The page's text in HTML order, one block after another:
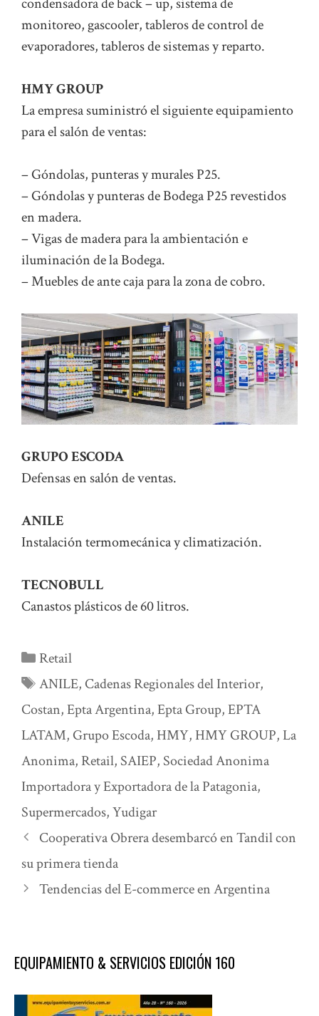
condensadora de back – up, sistema de
monitoreo, gascooler, tableros de control de
evaporadores, tableros de sistemas y reparto.
HMY GROUP
La empresa suministró el siguiente equipamiento
para el salón de ventas:
– Góndolas, punteras y murales P25.
– Góndolas y punteras de Bodega P25 revestidos
en madera.
– Vigas de madera para la ambientación e
iluminación de la Bodega.
– Muebles de ante caja para la zona de cobro.
GRUPO ESCODA
Defensas en salón de ventas.
ANILE
Instalación termomecánica y climatización.
TECNOBULL
Canastos plásticos de 60 litros.
Categorías
Retail
Etiquetas
ANILE, Cadenas Regionales del Interior,
Costan,Epta Argentina,Epta Group,EPTA
LATAM, Grupo Escoda, HMY, HMY GROUP,La
Anonima, Retail, SAIEP, Sociedad Anonima
Importadora y Exportadora de la Patagonia,
Supermercados,Yudigar
Cooperativa Obrera desembarcó en Tandil con
su primera tienda
Tendencias del E-commerce en Argentina
EQUIPAMIENTO & SERVICIOS EDICIÓN 160